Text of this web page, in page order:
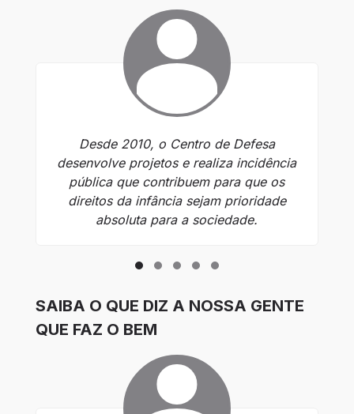
Desde 2010, o Centro de Defesa
desenvolve projetos e realiza incidência
pública que contribuem para que os
direitos da infância sejam prioridade
absoluta para a sociedade.
SAIBA O QUE DIZ A NOSSA GENTE
QUE FAZ O BEM